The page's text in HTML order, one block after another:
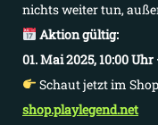
nichts weiter tun,
Aktion gültig:
01. Mai 2025, 10:00
Schaut jetzt im
shop.playlegend.net